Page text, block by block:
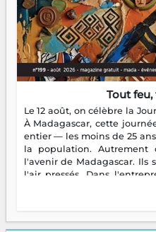
Tout
Le 12 août, on célèbre la
À Madagascar, cette
entier — les moins de 25
la population.
l'avenir de Madagascar. Ils
l'air pressés. Dans
plus nombreux à se
sans filet, souvent sans
dorment vraiment la nuit.